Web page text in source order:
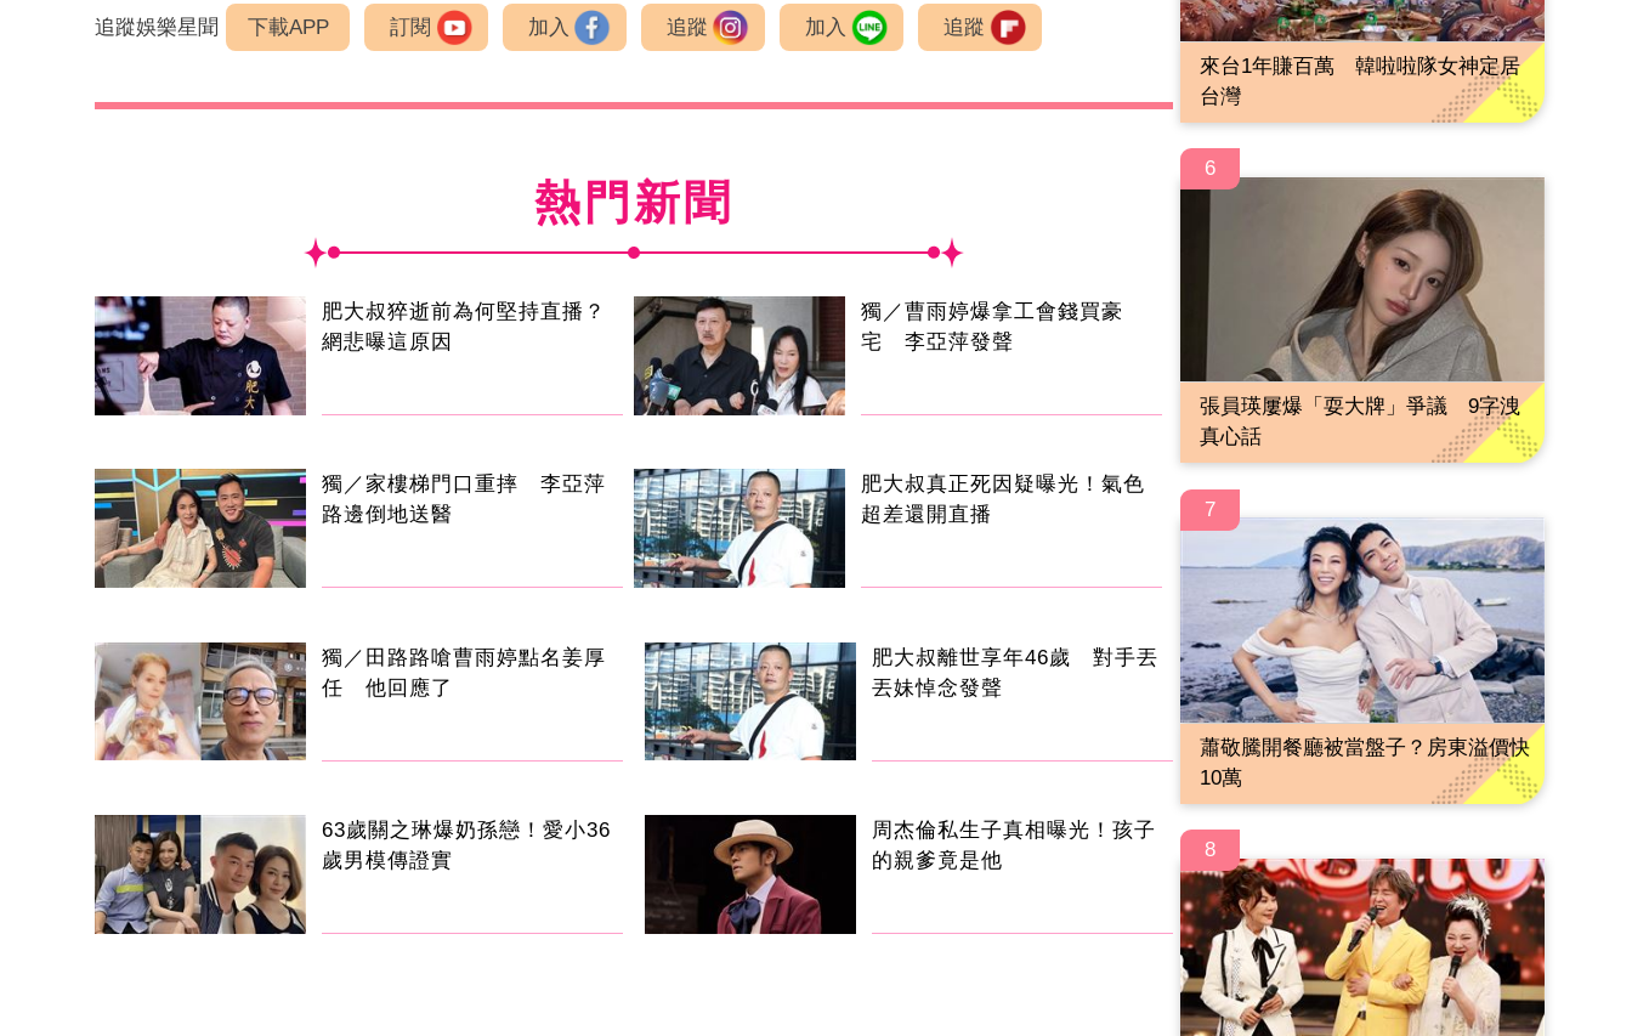
追蹤娛樂星聞 下載APP 訂閱 加入 追蹤 加入 追蹤
熱門新聞
肥大叔猝逝前為何堅持直播？
網悲曝這原因
獨／曹雨婷爆拿工會錢買豪
宅 李亞萍發聲
獨／家樓梯門口重摔 李亞萍
路邊倒地送醫
肥大叔真正死因疑曝光！氣色
超差還開直播
獨／田路路嗆曹雨婷點名姜厚
任 他回應了
肥大叔離世享年46歲 對手丟
丟妹悼念發聲
63歲關之琳爆奶孫戀！愛小36
歲男模傳證實
周杰倫私生子真相曝光！孩子
的親爹竟是他
來台1年賺百萬 韓啦啦隊女神定居
台灣
6
張員瑛屢爆「耍大牌」爭議 9字洩
真心話
7
蕭敬騰開餐廳被當盤子？房東溢價快
10萬
8